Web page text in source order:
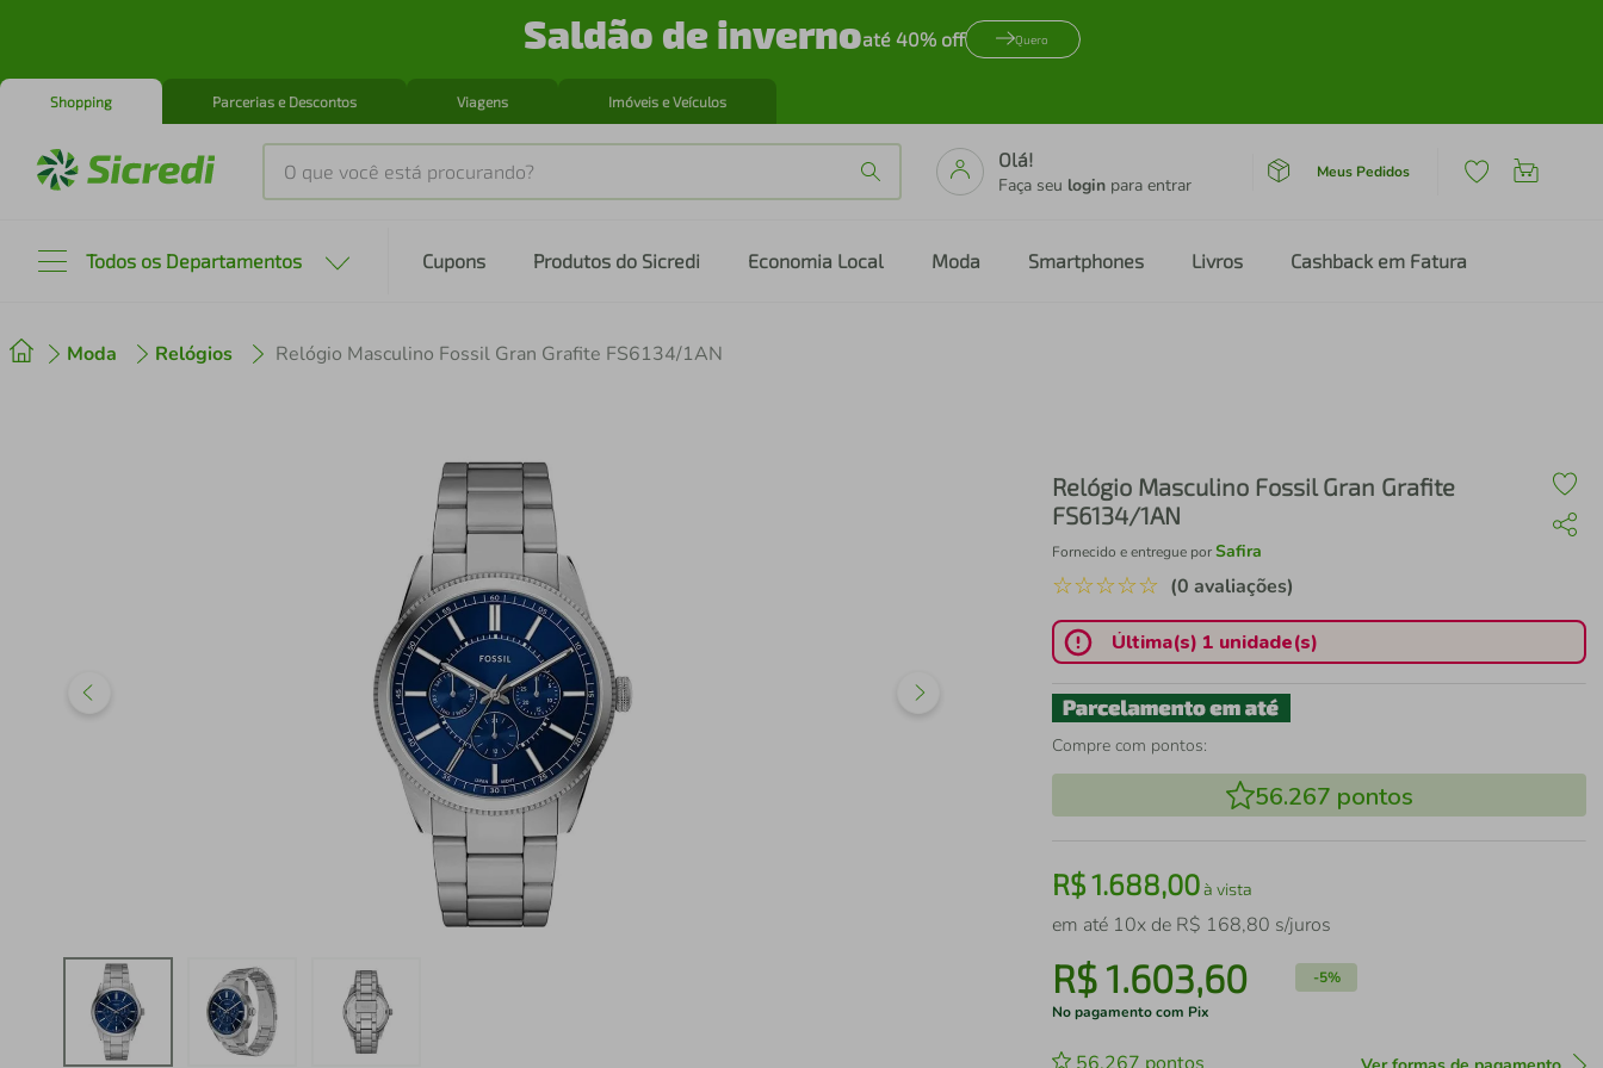
Saldão de invernoaté 40% off Quero
Shopping Parcerias e Descontos Viagens Imóveis e Veículos
O que você está procurando?
Olá!
Faça seu login para entrar
Meus Pedidos
Todos os Departamentos Cupons Produtos do Sicredi Economia Local Moda Smartphones Livros Cashback em Fatura
Moda Relógios Relógio Masculino Fossil Gran Grafite FS6134/1AN
Relógio Masculino Fossil Gran Grafite
FS6134/1AN
Fornecido e entregue porSafira
☆☆☆☆☆ (0 avaliações)
Última(s) 1 unidade(s)
Compre com pontos:
56.267 pontos
R$1.688,00à vista
em até 10x de R$ 168,80 s/juros
R$1.603,60 -5%
No pagamento com Pix
cafeteira